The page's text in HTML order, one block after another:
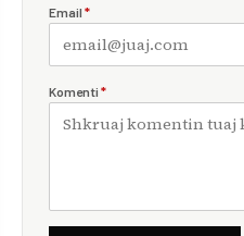
Email *
Komenti *